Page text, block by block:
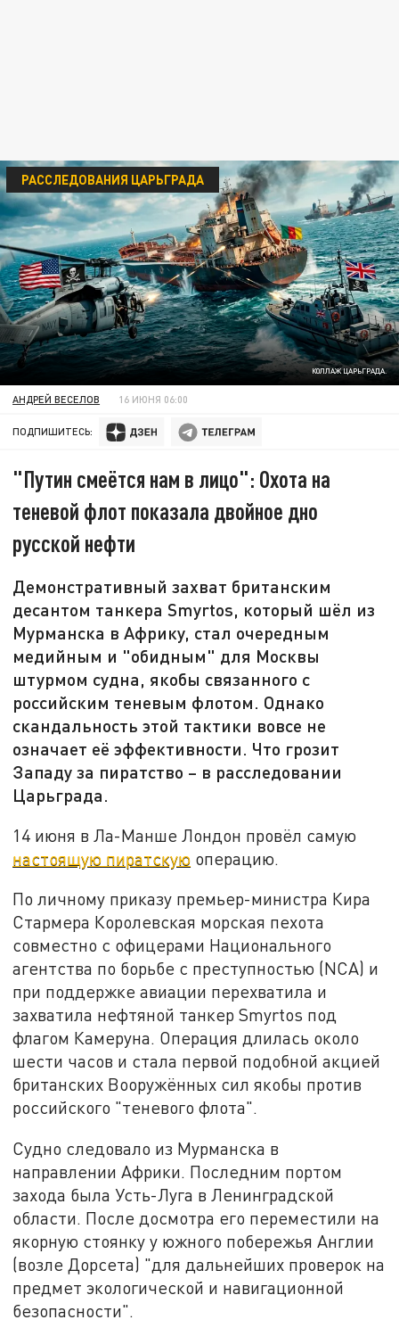
КОЛЛАЖ ЦАРЬГРАДА.
РАССЛЕДОВАНИЯ ЦАРЬГРАДА
АНДРЕЙ ВЕСЕЛОВ 16 ИЮНЯ 06:00
ПОДПИШИТЕСЬ:
"Путин смеётся нам в лицо": Охота на
теневой флот показала двойное дно
русской нефти
Демонстративный захват британским
десантом танкера Smyrtos, который шёл из
Мурманска в Африку, стал очередным
медийным и "обидным" для Москвы
штурмом судна, якобы связанного с
российским теневым флотом. Однако
скандальность этой тактики вовсе не
означает её эффективности. Что грозит
Западу за пиратство – в расследовании
Царьграда.
14 июня в Ла-Манше Лондон провёл самую
настоящую пиратскую операцию.
По личному приказу премьер-министра Кира
Стармера Королевская морская пехота
совместно с офицерами Национального
агентства по борьбе с преступностью (NCA) и
при поддержке авиации перехватила и
захватила нефтяной танкер Smyrtos под
флагом Камеруна. Операция длилась около
шести часов и стала первой подобной акцией
британских Вооружённых сил якобы против
российского "теневого флота".
Судно следовало из Мурманска в
направлении Африки. Последним портом
захода была Усть-Луга в Ленинградской
области. После досмотра его переместили на
якорную стоянку у южного побережья Англии
(возле Дорсета) "для дальнейших проверок на
предмет экологической и навигационной
безопасности".